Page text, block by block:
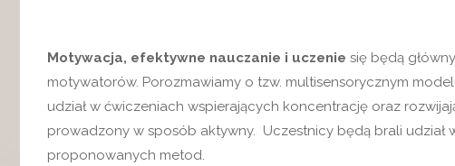
Motywacja, efektywne nauczanie i uczenie się będą
motywatorów. Porozmawiamy o tzw. multisensorycznym
udział w ćwiczeniach wspierających koncentrację oraz
prowadzony w sposób aktywny. Uczestnicy będą brali
proponowanych metod.